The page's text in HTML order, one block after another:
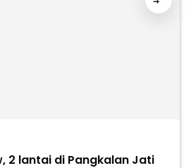
2 lantai di Pangkalan Jati